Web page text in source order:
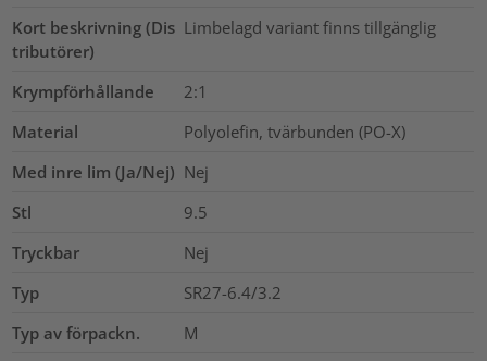
Kort beskrivning (Dis
tributörer)
Limbelagd variant finns tillgänglig
Krympförhållande
2:1
Material
Polyolefin, tvärbunden (PO-X)
Med inre lim (Ja/Nej) Nej
Stl
9.5
Tryckbar
Nej
Typ
SR27-6.4/3.2
Typ av förpackn.
M